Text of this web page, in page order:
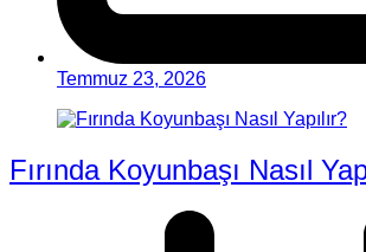
Temmuz 23, 2026
Fırında Koyunbaşı Nasıl